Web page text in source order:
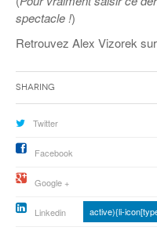
spectacle !)
Retrouvez Alex Vizorek
Sharing
Twitter
Facebook
Google +
Linkedin active){li-